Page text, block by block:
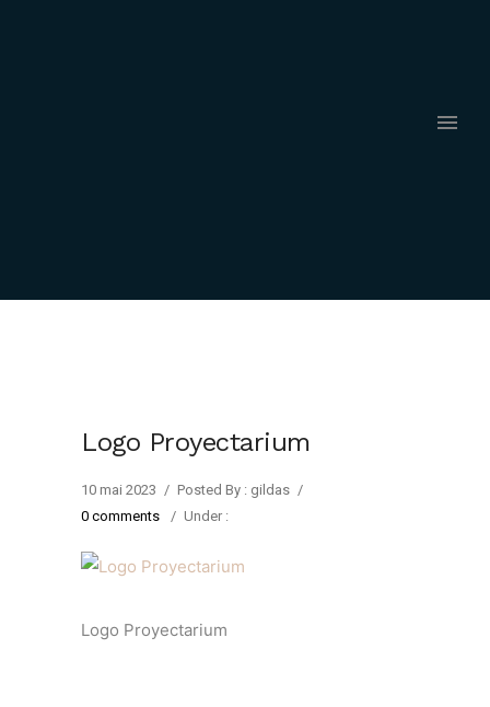
Logo Proyectarium
10 mai 2023 / Posted By : gildas /
0 comments
/ Under :
Logo Proyectarium